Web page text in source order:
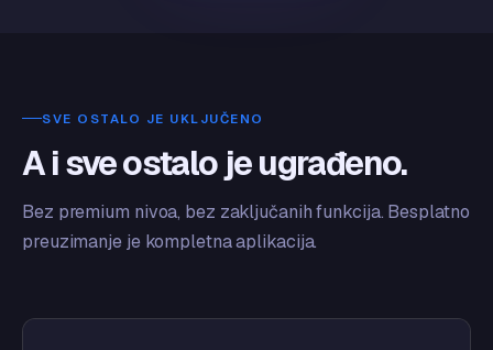
SVE OSTALO JE UKLJUČENO
A i sve ostalo je ugrađeno.
Bez premium nivoa, bez zaključanih funkcija. Besplatno
preuzimanje je kompletna aplikacija.